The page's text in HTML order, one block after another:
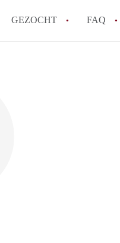
GEZOCHT FAQ
vragen